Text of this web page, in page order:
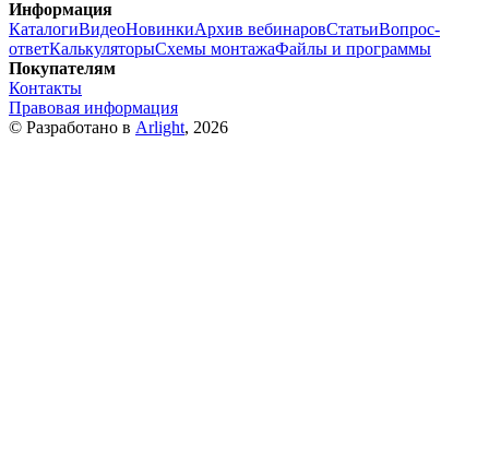
Информация
КаталогиВидеоНовинкиАрхив вебинаровСтатьиВопрос-
ответКалькуляторыСхемы монтажаФайлы и программы
Покупателям
Контакты
Правовая информация
© Разработано в Arlight, 2026